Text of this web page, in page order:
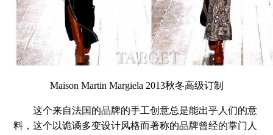
Maison Martin Margiela 2013秋冬高级订制
这个来自法国的品牌的手工创意总是能出乎人们的意
料，这个以诡谲多变设计风格而著称的品牌曾经的掌门人